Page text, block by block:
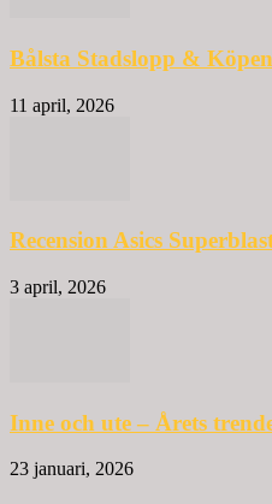
Bålsta Stadslopp &
11 april, 2026
Recension Asics
3 april, 2026
Inne och ute – Årets
23 januari, 2026